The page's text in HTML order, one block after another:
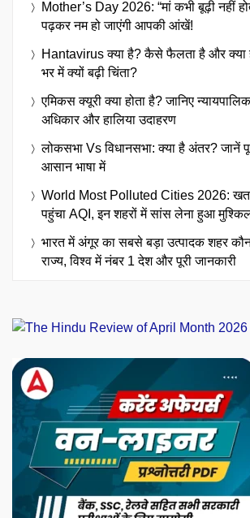
Mother’s Day 2026: “मां कभी बूढ़ी नहीं
पढ़कर नम हो जाएंगी आपकी आंखें!
Hantavirus क्या है? कैसे फैलता है और क्या
भर में क्यों बढ़ी चिंता?
एमिकस क्यूरी क्या होता है? जानिए
अधिकार और हालिया उदाहरण
लोकसभा Vs विधानसभा: क्या है अंतर? जानें
आसान भाषा में
World Most Polluted Cities 2026:
पहुंचा AQI, इन शहरों में सांस लेना हुआ
भारत में अंगूर का सबसे बड़ा उत्पादक शहर
राज्य, विश्व में नंबर 1 देश और पूरी जानकारी